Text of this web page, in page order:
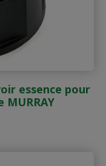
essence pour